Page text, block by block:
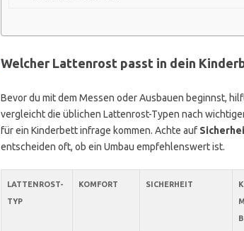
Welcher Lattenrost passt in dein
Bevor du mit dem Messen oder Ausbauen beginnst,
vergleicht die üblichen Lattenrost-Typen nach
für ein Kinderbett infrage kommen. Achte auf
entscheiden oft, ob ein Umbau empfehlenswert ist.
LATTENROST-
TYP
KOMFORT SICHERHEIT